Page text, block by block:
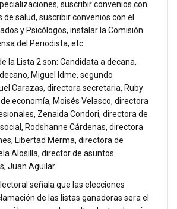
suscribir convenios con
de salud, suscribir convenios con el
y Psicólogos, instalar la Comisión
del Periodista, etc.
la Lista 2 son: Candidata a decana,
Miguel Idme, segundo
Carazas, directora secretaria, Ruby
economía, Moisés Velasco, directora
Zenaida Condori, directora de
Rodshanne Cárdenas, directora
Libertad Merma, directora de
Alosilla, director de asuntos
Juan Aguilar.
señala que las elecciones
de las listas ganadoras sera el